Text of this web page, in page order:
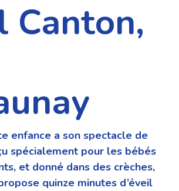
Canton,
enfance a son spectacle de
spécialement pour les bébés
, et donné dans des crèches,
quinze minutes d’éveil